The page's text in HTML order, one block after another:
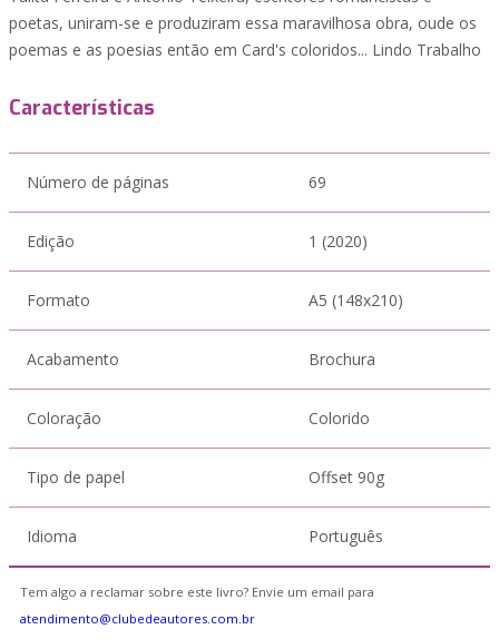
poetas, uniram-se e produziram essa maravilhosa obra, oude os
poemas e as poesias então em Card's coloridos... Lindo Trabalho
Características
Número de páginas 69
Edição 1 (2020)
Formato A5 (148x210)
Acabamento Brochura
Coloração Colorido
Tipo de papel Offset 90g
Idioma Português
Tem algo a reclamar sobre este livro? Envie um email para
atendimento@clubedeautores.com.br